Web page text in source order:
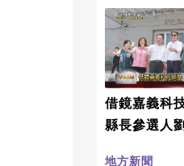
借鏡嘉義科
縣長參選人
地方新聞